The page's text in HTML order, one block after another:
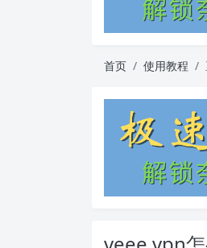
首页 使用教程